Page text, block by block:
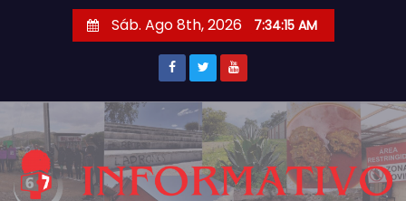
r
a
Sáb. Ago 8th, 2026 7:34:16 AM